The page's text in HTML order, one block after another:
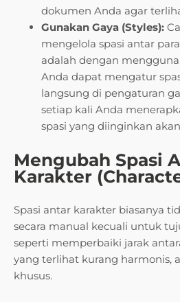
dokumen Anda agar
Gunakan Gaya (Styles):
mengelola spasi antar
adalah dengan
Anda dapat mengatur
langsung di pengaturan
setiap kali Anda
spasi yang diinginkan
Mengubah Spasi
Karakter
Spasi antar karakter biasanya
secara manual kecuali untuk
seperti memperbaiki jarak
yang terlihat kurang harmonis,
khusus.